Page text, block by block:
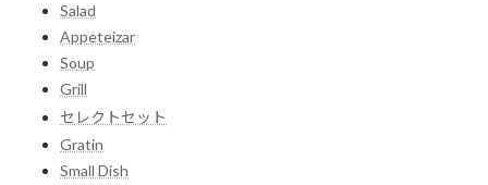
Salad
Appeteizar
Soup
Grill
セレクトセット
Gratin
Small Dish